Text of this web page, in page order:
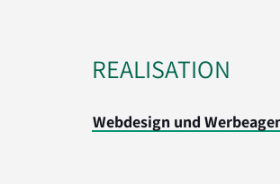
REALISATION
Webdesign und